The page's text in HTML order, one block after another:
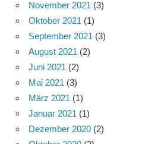
November 2021 (3)
Oktober 2021 (1)
September 2021 (3)
August 2021 (2)
Juni 2021 (2)
Mai 2021 (3)
März 2021 (1)
Januar 2021 (1)
Dezember 2020 (2)